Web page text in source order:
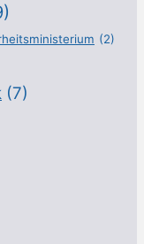
(2)
(7)